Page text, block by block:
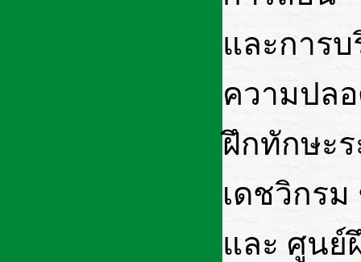
และการ
ความปล
ฝึกทักษะร
เดชวิกร
และ ศูนย์